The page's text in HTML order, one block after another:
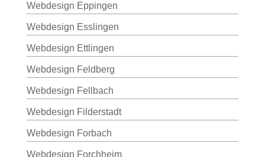
Webdesign Eppingen
Webdesign Esslingen
Webdesign Ettlingen
Webdesign Feldberg
Webdesign Fellbach
Webdesign Filderstadt
Webdesign Forbach
Webdesign Forchheim